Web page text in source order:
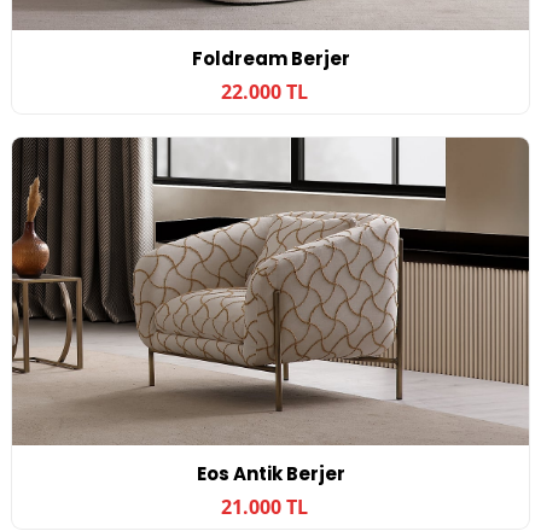
Foldream Berjer
22.000 TL
Eos Antik Berjer
21.000 TL